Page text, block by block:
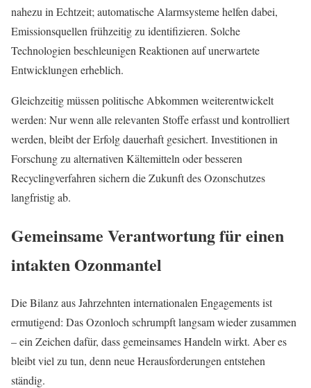
nahezu in Echtzeit; automatische Alarmsysteme helfen dabei,
Emissionsquellen frühzeitig zu identifizieren. Solche
Technologien beschleunigen Reaktionen auf unerwartete
Entwicklungen erheblich.
Gleichzeitig müssen politische Abkommen weiterentwickelt
werden: Nur wenn alle relevanten Stoffe erfasst und kontrolliert
werden, bleibt der Erfolg dauerhaft gesichert. Investitionen in
Forschung zu alternativen Kältemitteln oder besseren
Recyclingverfahren sichern die Zukunft des Ozonschutzes
langfristig ab.
Gemeinsame Verantwortung für einen
intakten Ozonmantel
Die Bilanz aus Jahrzehnten internationalen Engagements ist
ermutigend: Das Ozonloch schrumpft langsam wieder zusammen
– ein Zeichen dafür, dass gemeinsames Handeln wirkt. Aber es
bleibt viel zu tun, denn neue Herausforderungen entstehen
ständig.